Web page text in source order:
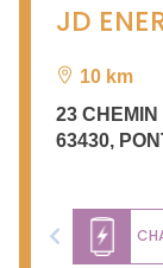
JD
10 km
23
63430,
Previous